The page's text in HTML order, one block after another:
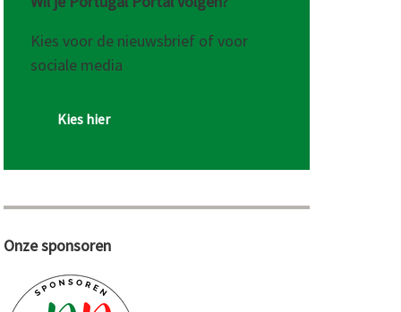
Kies voor de nieuwsbrief of voor
sociale media
Kies hier
Onze sponsoren